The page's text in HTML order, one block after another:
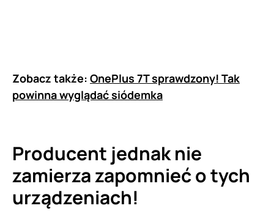
Zobacz także: OnePlus 7T sprawdzony! Tak
powinna wyglądać siódemka
Producent jednak nie
zamierza zapomnieć o tych
urządzeniach!